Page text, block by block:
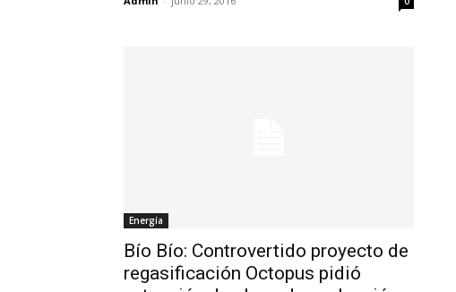
Energía
Bío Bío: Controvertido proyecto de
regasificación Octopus pidió